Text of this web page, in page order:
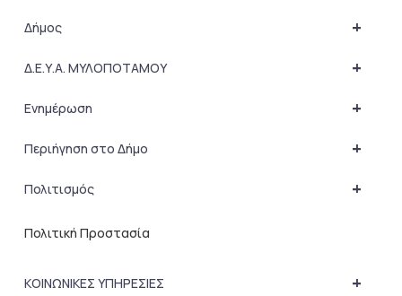
+
Δήμος
+
Δ.Ε.Υ.Α. ΜΥΛΟΠΟΤΑΜΟΥ
+
Ενημέρωση
+
Περιήγηση στο Δήμο
+
Πολιτισμός
Πολιτική Προστασία
+
ΚΟΙΝΩΝΙΚΕΣ ΥΠΗΡΕΣΙΕΣ